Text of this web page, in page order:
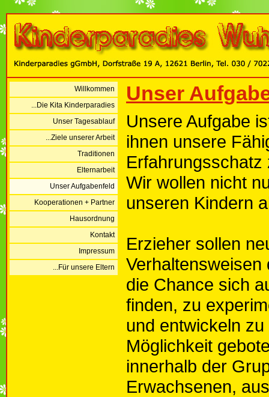
Willkommen
...Die Kita Kinderparadies
Unser Tagesablauf
...Ziele unserer Arbeit
Traditionen
Elternarbeit
Unser Aufgabenfeld
Kooperationen + Partner
Hausordnung
Kontakt
Impressum
...Für unsere Eltern
Unser
Unsere Aufgabe
ihnen unsere
Erfahrungsschatz
Wir wollen nicht
unseren Kindern
Erzieher sollen
Verhaltensweisen
die Chance sich
finden, zu
und entwickeln
Möglichkeit
innerhalb der
Erwachsenen,